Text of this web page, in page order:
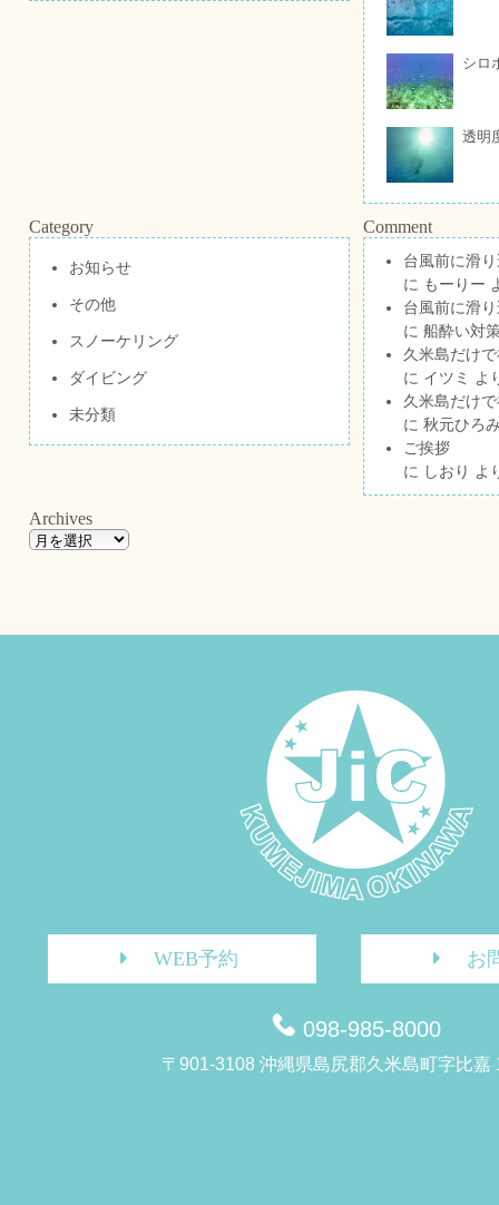
シロ
透明
Category
お知らせ
その他
スノーケリング
ダイビング
未分類
Comment
台風前に滑
に もーりー
台風前に滑
に 船酔い対
久米島だけ
に イツミ よ
久米島だけ
に 秋元ひろ
ご挨拶
に しおり よ
Archives
WEB予約 お
098-985-8000
〒901-3108 沖縄県島尻郡久米島町字比嘉